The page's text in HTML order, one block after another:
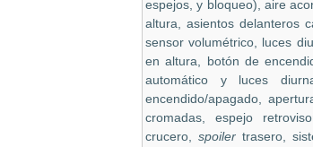
espejos, y bloqueo), aire
altura, asientos delanteros
sensor volumétrico, luces
en altura, botón de
automático y luces
encendido/apagado,
cromadas, espejo
crucero, spoilertrasero,